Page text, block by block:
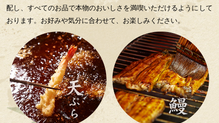
配し、すべてのお品で本物のおいしさを満喫いただけるようにして
おります。お好みや気分に合わせて、お楽しみください。